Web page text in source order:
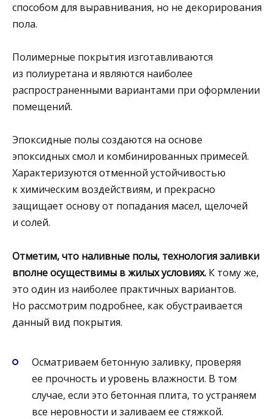
способом для выравнивания, но не декорирования
пола.
Полимерные покрытия изготавливаются
из полиуретана и являются наиболее
распространенными вариантами при оформлении
помещений.
Эпоксидные полы создаются на основе
эпоксидных смол и комбинированных примесей.
Характеризуются отменной устойчивостью
к химическим воздействиям, и прекрасно
защищает основу от попадания масел, щелочей
и солей.
Отметим, что наливные полы, технология заливки
вполне осуществимы в жилых условиях. К тому же,
это один из наиболее практичных вариантов.
Но рассмотрим подробнее, как обустраивается
данный вид покрытия.
Осматриваем бетонную заливку, проверяя
ее прочность и уровень влажности. В том
случае, если это бетонная плита, то устраняем
все неровности и заливаем ее стяжкой.